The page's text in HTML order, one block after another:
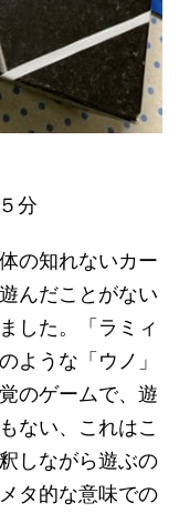
分
の知れないカー
んだことがない
した。「ラミィ
ような「ウノ」
のゲームで、遊
ない、これはこ
しながら遊ぶの
タ的な意味での